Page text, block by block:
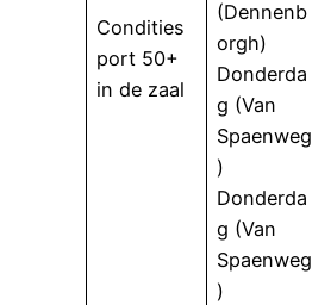
Condities
port 50+
in de zaal
(Dennenb
orgh)
Donderda
g (Van
Spaenweg
)
Donderda
g (Van
Spaenweg
)